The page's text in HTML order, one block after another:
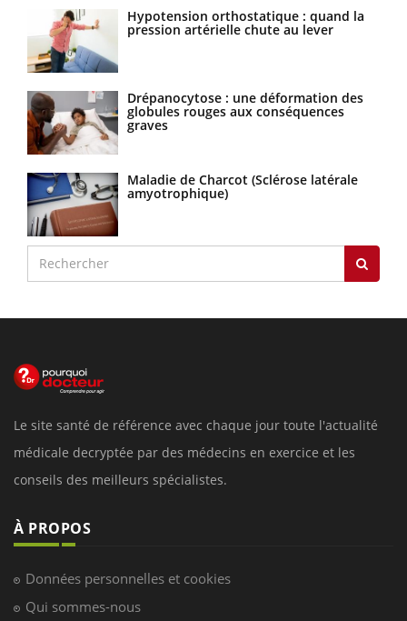
Hypotension orthostatique : quand la
pression artérielle chute au lever
Drépanocytose : une déformation des
globules rouges aux conséquences
graves
Maladie de Charcot (Sclérose latérale
amyotrophique)
Le site santé de référence avec chaque jour toute l'actualité
médicale decryptée par des médecins en exercice et les
conseils des meilleurs spécialistes.
À PROPOS
Données personnelles et cookies
Qui sommes-nous